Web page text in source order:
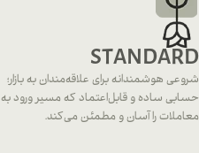
STANDARD
شروعی هوشمندانه برای علاقه‌مندان به بازار؛
حسابی ساده و قابل‌اعتماد که مسیر ورود به
معاملات را آسان و مطمئن می‌کند.